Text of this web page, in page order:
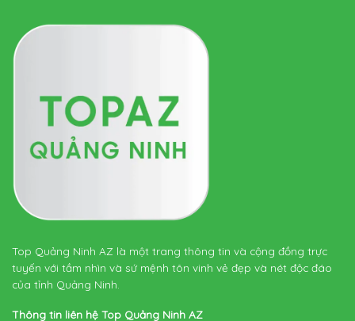
Top Quảng Ninh AZ là một trang thông tin và cộng đồng trực
tuyến với tầm nhìn và sứ mệnh tôn vinh vẻ đẹp và nét độc đáo
của tỉnh Quảng Ninh.
Thông tin liên hệ Top Quảng Ninh AZ